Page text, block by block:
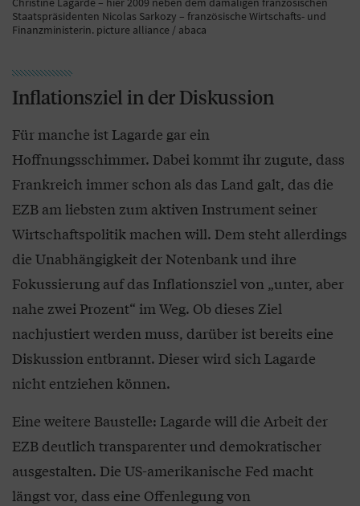
Staatspräsidenten Nicolas Sarkozy – französische Wirtschafts- und
Finanzministerin. picture alliance / abaca
Inflationsziel in der Diskussion
Für manche ist Lagarde gar ein
Hoffnungsschimmer. Dabei kommt ihr zugute, dass
Frankreich immer schon als das Land galt, das die
EZB am liebsten zum aktiven Instrument seiner
Wirtschaftspolitik machen will. Dem steht allerdings
die Unabhängigkeit der Notenbank und ihre
Fokussierung auf das Inflationsziel von „unter, aber
nahe zwei Prozent“ im Weg. Ob dieses Ziel
nachjustiert werden muss, darüber ist bereits eine
Diskussion entbrannt. Dieser wird sich Lagarde
nicht entziehen können.
Eine weitere Baustelle: Lagarde will die Arbeit der
EZB deutlich transparenter und demokratischer
ausgestalten. Die US-amerikanische Fed macht
längst vor, dass eine Offenlegung von